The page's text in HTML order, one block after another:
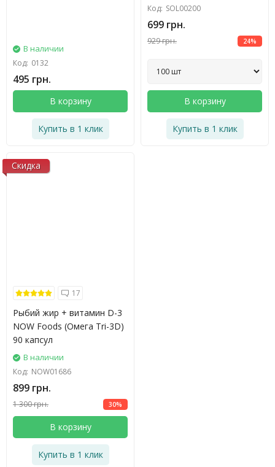
В наличии
Код: 0132
495 грн.
В корзину
Купить в 1 клик
Код: SOL00200
699 грн.
929 грн. 24%
В корзину
Купить в 1 клик
Скидка
17
Рыбий жир + витамин D-3
NOW Foods (Омега Tri-3D)
90 капсул
В наличии
Код: NOW01686
899 грн.
1 300 грн. 30%
В корзину
Купить в 1 клик